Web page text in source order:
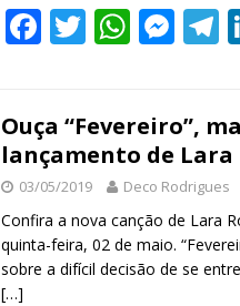
F
ac
b
o
o
k
T
w
er
W
h
s
A
p
p
M
e
e
n
g
er
T
a
Ouça “Fevereiro”,
lançamento de Lara
03/05/2019 Deco Rodrigues
Confira a nova canção de Lara
quinta-feira, 02 de maio.
sobre a difícil decisão de se
[…]